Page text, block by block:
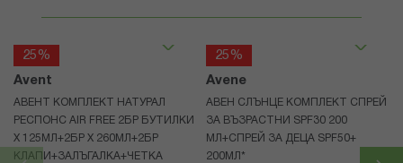
25%
Avent
АВЕНТ КОМПЛЕКТ НАТУРАЛ
РЕСПОНС AIR FREE 2БР БУТИЛКИ
Х 125МЛ+2БР Х 260МЛ+2БР
КЛАПИ+ЗАЛЪГАЛКА+ЧЕТКА
25%
Avene
АВЕН СЛЪНЦЕ КОМПЛЕКТ СПРЕЙ
ЗА ВЪЗРАСТНИ SPF30 200
МЛ+СПРЕЙ ЗА ДЕЦА SPF50+
200МЛ*